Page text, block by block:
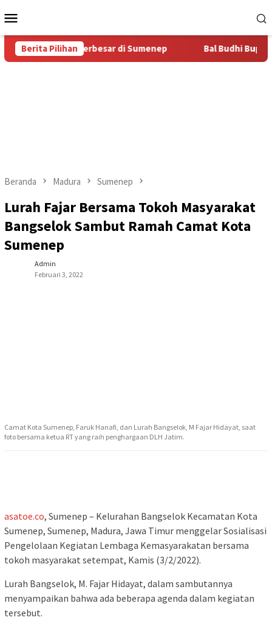
ke
Mobile
Berita Pilihan
Bal Budhi Terbesar di Sumenep Bal Budhi Bupati
Beranda Madura Sumenep
Lurah Fajar Bersama Tokoh Masyarakat
Bangselok Sambut Ramah Camat Kota
Sumenep
Admin
Februari 3, 2022
Camat Kota Sumenep, Faruk Hanafi, dan Lurah Bangselok, M Fajar Hidayat, saat
foto bersama ketua RT yang raih penghargaan DLH Jatim.
asatoe.co, Sumenep – Kelurahan Bangselok Kecamatan Kota
Sumenep, Sumenep, Madura, Jawa Timur menggelar Sosialisasi
Pengelolaan Kegiatan Lembaga Kemasyarakatan bersama
tokoh masyarakat setempat, Kamis (3/2/2022).
Lurah Bangselok, M. Fajar Hidayat, dalam sambutannya
menyampaikan bahwa ada beberapa agenda dalam kegiatan
tersebut.